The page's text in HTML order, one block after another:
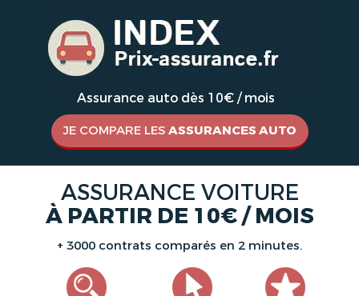
Assurance auto dès 10€ / mois
JE COMPARE LES ASSURANCES AUTO
ASSURANCE VOITURE
À PARTIR DE 10€ / MOIS
+ 3000 contrats comparés en 2 minutes.